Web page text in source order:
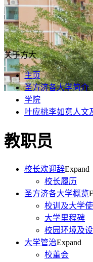
关于方大
主页
圣方济各大学简介
学院
叶应桃李如意人文
教职员
校长欢迎辞Expand
校长履历
圣方济各大学概览
校训及大学
大学里程碑
校园环境及
大学管治Expand
校董会